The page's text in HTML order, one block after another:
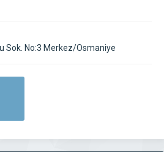
Sok. No:3 Merkez/Osmaniye